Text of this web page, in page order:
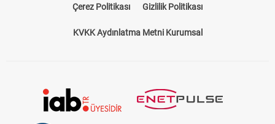
Çerez Politikası Gizlilik Politikası
KVKK Aydınlatma Metni Kurumsal